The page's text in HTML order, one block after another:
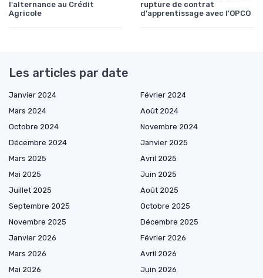
l'alternance au Crédit
Agricole
rupture de contrat
d'apprentissage avec l'OPCO
Les articles par date
Janvier 2024
Février 2024
Mars 2024
Août 2024
Octobre 2024
Novembre 2024
Décembre 2024
Janvier 2025
Mars 2025
Avril 2025
Mai 2025
Juin 2025
Juillet 2025
Août 2025
Septembre 2025
Octobre 2025
Novembre 2025
Décembre 2025
Janvier 2026
Février 2026
Mars 2026
Avril 2026
Mai 2026
Juin 2026